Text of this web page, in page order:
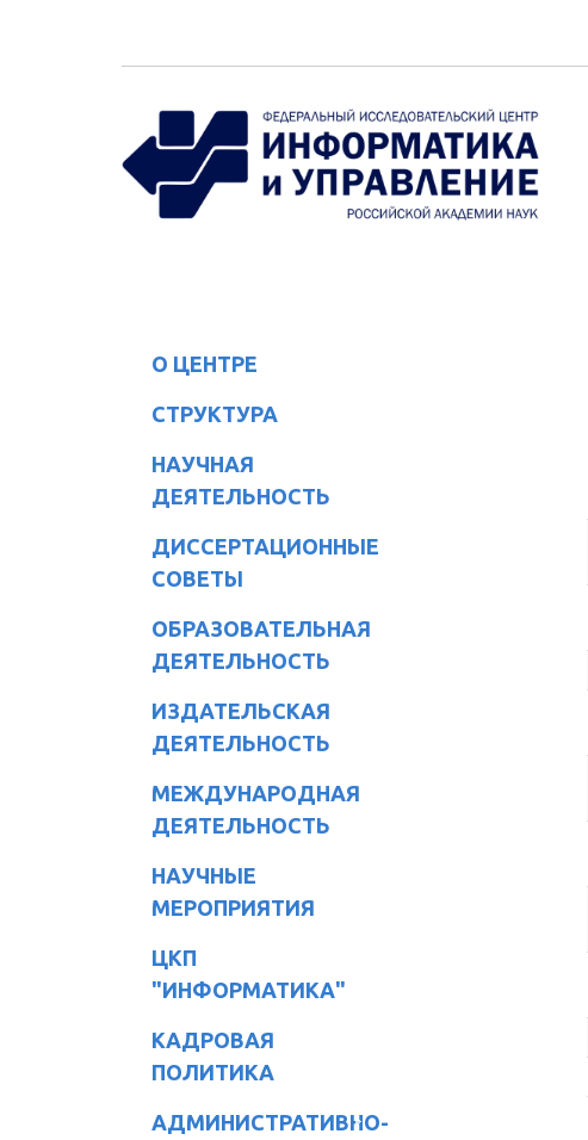
О ЦЕНТРЕ
СТРУКТУРА
НАУЧНАЯ
ДЕЯТЕЛЬНОСТЬ
ДИССЕРТАЦИОННЫЕ
СОВЕТЫ
ОБРАЗОВАТЕЛЬНАЯ
ДЕЯТЕЛЬНОСТЬ
ИЗДАТЕЛЬСКАЯ
ДЕЯТЕЛЬНОСТЬ
МЕЖДУНАРОДНАЯ
ДЕЯТЕЛЬНОСТЬ
НАУЧНЫЕ
МЕРОПРИЯТИЯ
ЦКП
"ИНФОРМАТИКА"
КАДРОВАЯ
ПОЛИТИКА
АДМИНИСТРАТИВНО-